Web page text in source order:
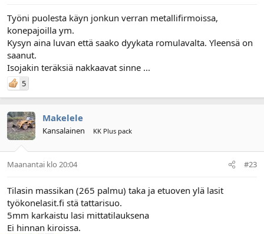
Työni puolesta käyn jonkun verran metallifirmoissa,
konepajoilla ym.
Kysyn aina luvan että saako dyykata romulavalta. Yleensä on
saanut.
Isojakin teräksiä nakkaavat sinne ...
5
Makelele
Kansalainen KK Plus pack
Maanantai klo 20:04 #23
Tilasin massikan (265 palmu) taka ja etuoven ylä lasit
työkonelasit.fi stä tattarisuo.
5mm karkaistu lasi mittatilauksena
Ei hinnan kiroissa.